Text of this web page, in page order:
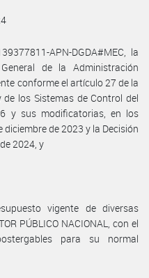
APN-DGDA#MEC, la
de la Administración
conforme el artículo 27 de la
los Sistemas de Control del
y sus modificatorias, en los
de 2023 y la Decisión
2024, y
vigente de diversas
PÚBLICO NACIONAL, con el
para su normal